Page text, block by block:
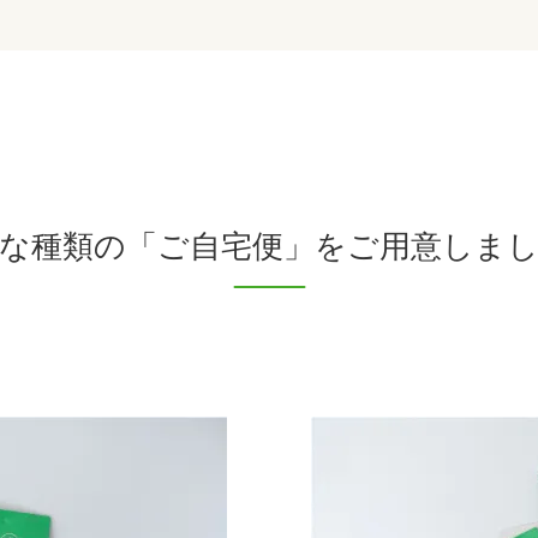
種類の「ご自宅便」をご用意しま